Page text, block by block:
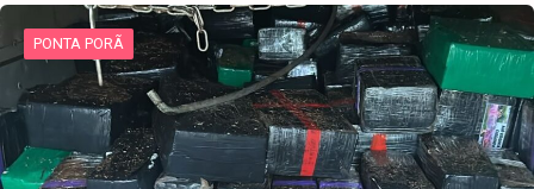
PONTA PORÃ